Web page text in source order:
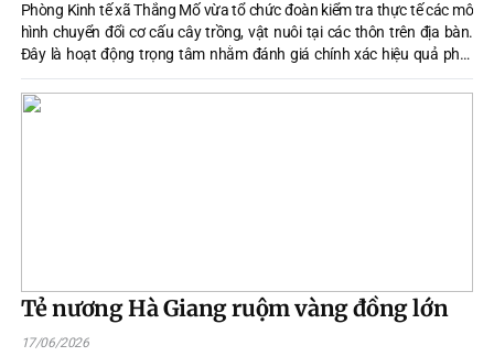
Phòng Kinh tế xã Thắng Mố vừa tổ chức đoàn kiểm tra thực tế các mô
hình chuyển đổi cơ cấu cây trồng, vật nuôi tại các thôn trên địa bàn.
Đây là hoạt động trọng tâm nhằm đánh giá chính xác hiệu quả phát
triển kinh tế hộ gia đình, làm cơ sở khoa học và thực tiễn để nhân rộng
các mô hình sản xuất mang lại giá trị kinh tế cao, góp phần đẩy nhanh
Tẻ nương Hà Giang ruộm vàng đồng lớn
17/06/2026